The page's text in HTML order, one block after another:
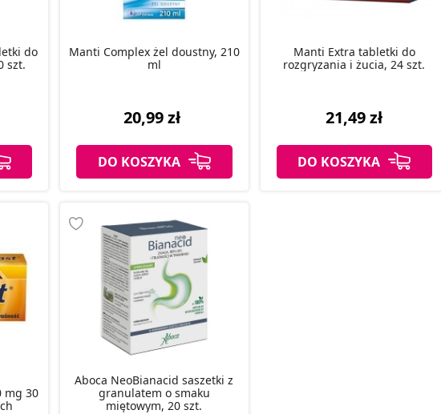
do
szt.
Manti Complex żel doustny, 210
ml
20,99 zł
DO KOSZYKA
Manti Extra tabletki do
rozgryzania i żucia, 24 szt.
21,49 zł
DO KOSZYKA
mg 30
Aboca NeoBianacid saszetki z
granulatem o smaku
miętowym, 20 szt.